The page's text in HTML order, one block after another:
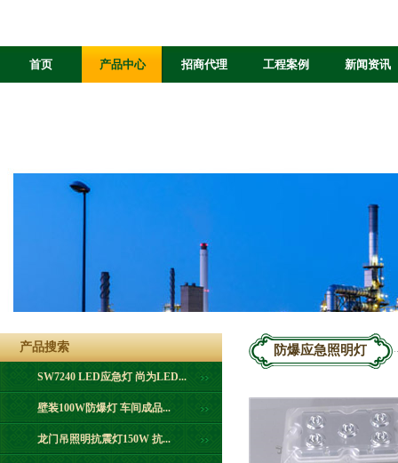
首页 产品中心 招商代理 工程案例 新闻资讯
产品搜索
SW7240 LED应急灯 尚为LED...
壁装100W防爆灯 车间成品...
龙门吊照明抗震灯150W 抗...
防爆应急照明灯